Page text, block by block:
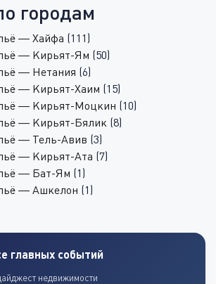
городам
— Хайфа (111)
— Кирьят-Ям (50)
— Нетания (6)
— Кирьят-Хаим (15)
— Кирьят-Моцкин (10)
— Кирьят-Бялик (8)
— Тель-Авив (3)
— Кирьят-Ата (7)
— Бат-Ям (1)
— Ашкелон (1)
главных событий
недвижимости